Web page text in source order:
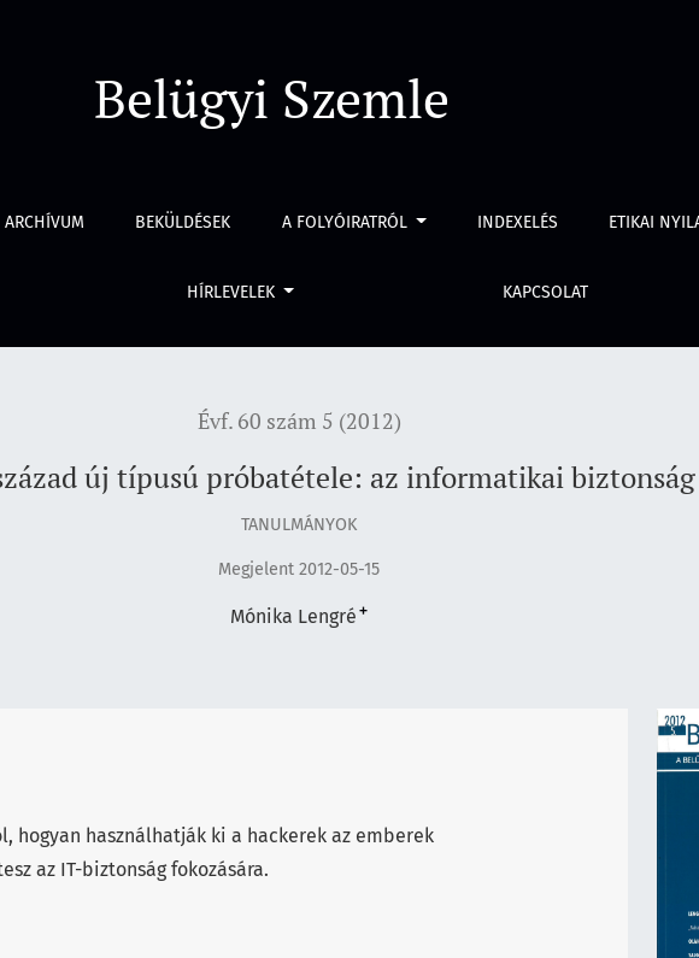
biztonság
Belügyi Szemle
ARCHÍVUM BEKÜLDÉSEK A FOLYÓIRATRÓL INDEXELÉS ETIKAI
HÍRLEVELEK KAPCSOLAT
Évf. 60 szám 5 (2012)
új típusú próbatétele: az informatikai biztonság
TANULMÁNYOK
Megjelent 2012-05-15
Mónika Lengré +
hogyan használhatják ki a hackerek az emberek
az IT-biztonság fokozására.